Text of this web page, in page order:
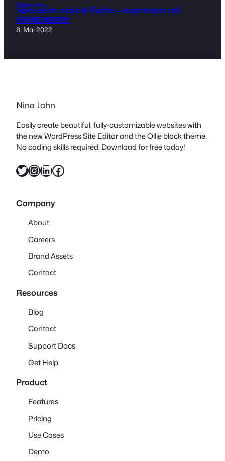
Allgemein
Spiel doch mal mit Farbe – zusammen mit
REMEMBER®
8. Mai 2022
Nina Jahn
Easily create beautiful, fully-customizable websites with
the new WordPress Site Editor and the Ollie block theme.
No coding skills required. Download for free today!
Twitter InstagramLinkedIn Facebook
Company
About
Careers
Brand Assets
Contact
Resources
Blog
Contact
Support Docs
Get Help
Product
Features
Pricing
Use Cases
Demo